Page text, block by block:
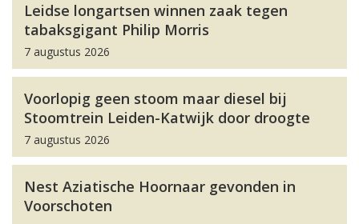
Leidse longartsen winnen zaak tegen
tabaksgigant Philip Morris
7 augustus 2026
Voorlopig geen stoom maar diesel bij
Stoomtrein Leiden-Katwijk door droogte
7 augustus 2026
Nest Aziatische Hoornaar gevonden in
Voorschoten